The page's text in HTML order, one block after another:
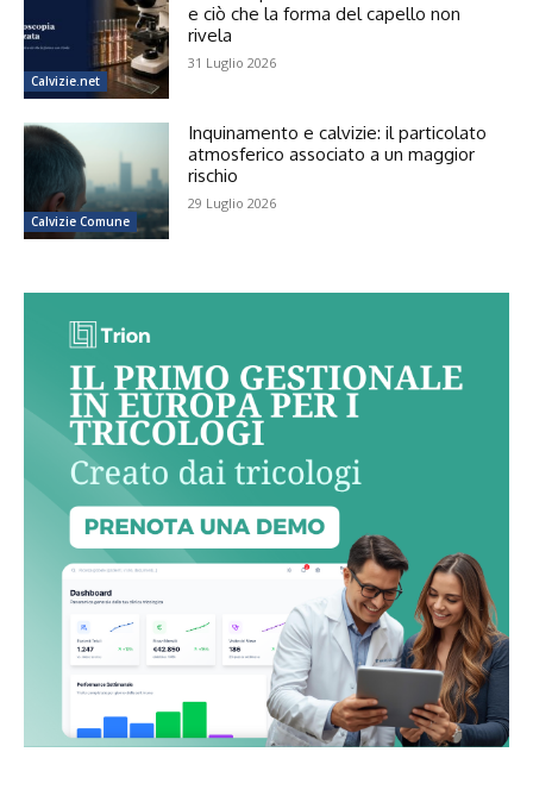
Calvizie.net
e ciò che la forma del capello non
rivela
31 Luglio 2026
Calvizie Comune
Inquinamento e calvizie: il particolato
atmosferico associato a un maggior
rischio
29 Luglio 2026